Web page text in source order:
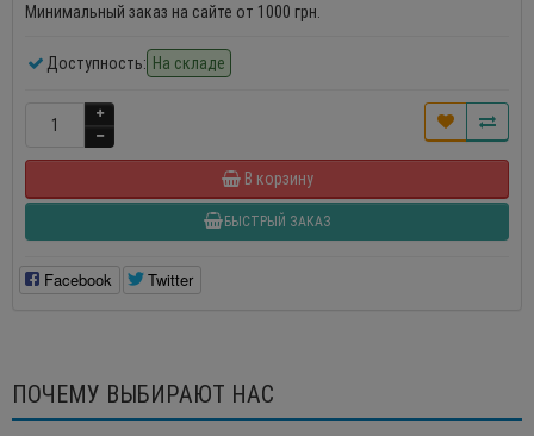
Минимальный заказ на сайте от 1000 грн.
Доступность: На складе
В корзину
БЫСТРЫЙ ЗАКАЗ
Facebook Twitter
ПОЧЕМУ ВЫБИРАЮТ НАС